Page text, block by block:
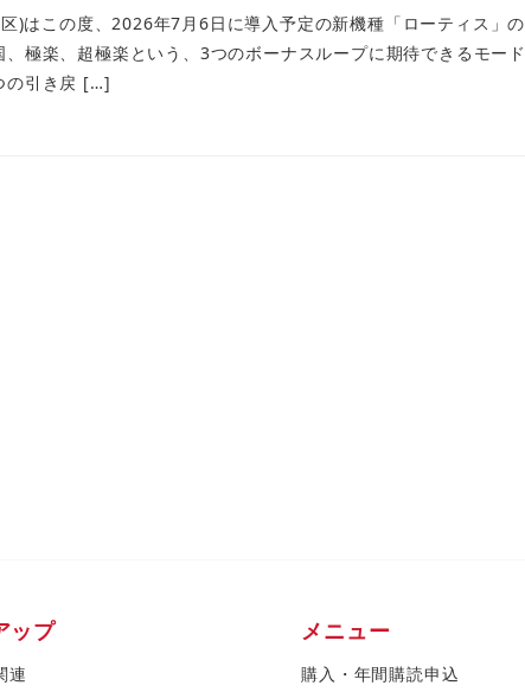
)はこの度、2026年7月6日に導入予定の新機種「ローティス」の
極楽、超極楽という、3つのボーナスループに期待できるモード
の引き戻 […]
ップ
連
メニュー
購入・年間購読申込